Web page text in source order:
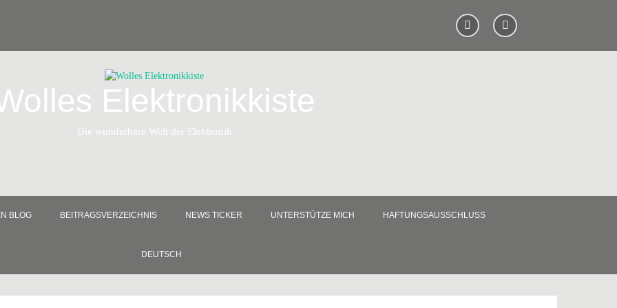
Elektronikkiste
Die wunderbare Welt der Elektronik
BLOG BEITRAGSVERZEICHNIS NEWS TICKER UNTERSTÜTZE MICH HAFTUNGSAUSSCHLUSS
DEUTSCH